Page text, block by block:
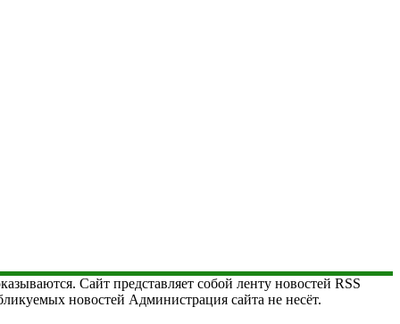
Сайт представляет собой ленту новостей RSS
новостей Администрация сайта не несёт.